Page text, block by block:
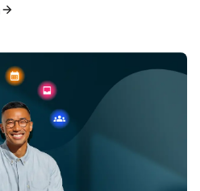
they already use.